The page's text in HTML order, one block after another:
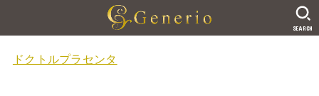
SEARCH
ドクトルプラセンタ